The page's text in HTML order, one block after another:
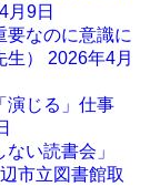
月9日
なのに意識に
） 2026年4月
演じる」仕事
い読書会」
市立図書館取